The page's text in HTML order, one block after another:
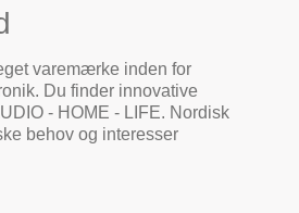
varemærke inden for
Du finder innovative
- HOME - LIFE. Nordisk
behov og interesser